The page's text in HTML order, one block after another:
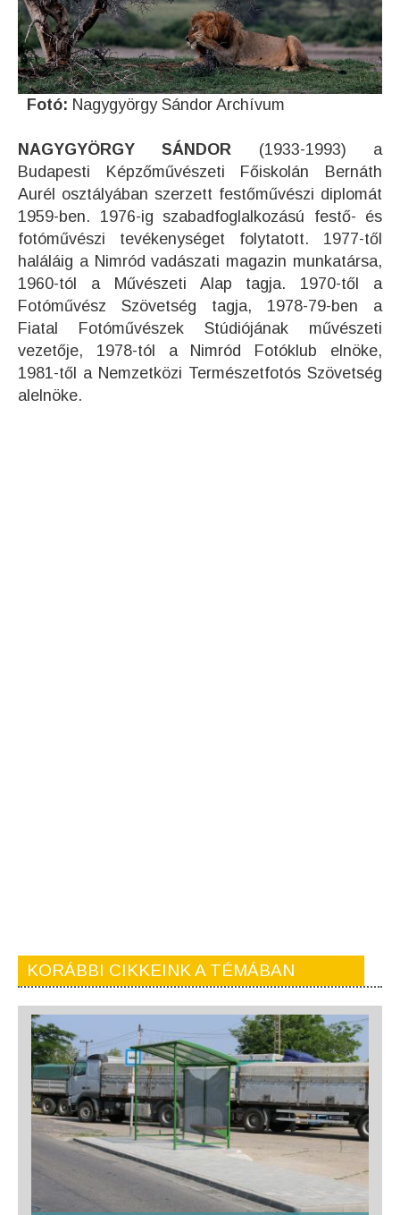
Fotó: Nagygyörgy Sándor Archívum
NAGYGYÖRGY SÁNDOR (1933-1993) a
Budapesti Képzőművészeti Főiskolán Bernáth
Aurél osztályában szerzett festőművészi diplomát
1959-ben. 1976-ig szabadfoglalkozású festő- és
fotóművészi tevékenységet folytatott. 1977-től
haláláig a Nimród vadászati magazin munkatársa,
1960-tól a Művészeti Alap tagja. 1970-től a
Fotóművész Szövetség tagja, 1978-79-ben a
Fiatal Fotóművészek Stúdiójának művészeti
vezetője, 1978-tól a Nimród Fotóklub elnöke,
1981-től a Nemzetközi Természetfotós Szövetség
alelnöke.
KORÁBBI CIKKEINK A TÉMÁBAN